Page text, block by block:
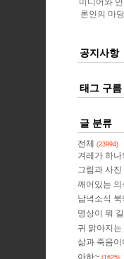
론인의 마
공지사항
태그 구름
글 분류
전체 (23994)
겨레가 하나
그림과 사진
깨어있는 의
남녁소식 북
명상이 뭐
귀 맑아지는
삶과 죽음이
아하~ (1625)